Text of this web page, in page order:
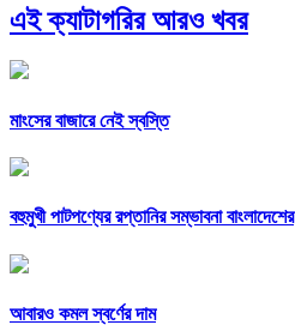
এই ক্যাটাগরির আরও খবর
মাংসের বাজারে নেই স্বস্তি
বহুমুখী পাটপণ্যের রপ্তানির সম্ভাবনা বাংলাদেশের
আবারও কমল স্বর্ণের দাম